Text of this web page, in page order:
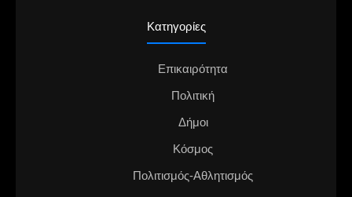
Κατηγορίες
Επικαιρότητα
Πολιτική
Δήμοι
Κόσμος
Πολιτισμός-Αθλητισμός